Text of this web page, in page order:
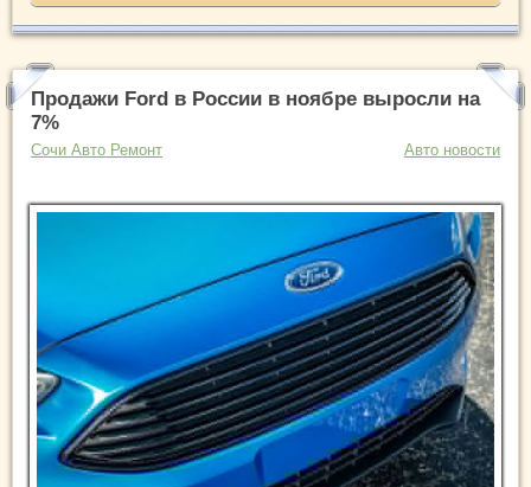
Продажи Ford в России в ноябре выросли на
7%
Сочи Авто Ремонт Авто новости